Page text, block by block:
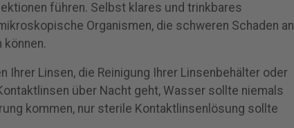
führen. Selbst klares und trinkbares
Organismen, die schweren Schaden an
können.
Ihrer Linsen, die Reinigung Ihrer Linsenbehälter oder
über Nacht geht, Wasser sollte niemals
kommen, nur sterile Kontaktlinsenlösung sollte